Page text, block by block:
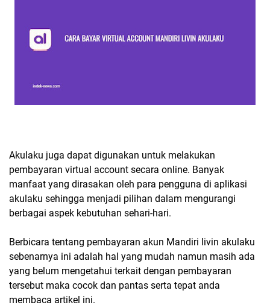
Akulaku juga dapat digunakan untuk melakukan
pembayaran virtual account secara online. Banyak
manfaat yang dirasakan oleh para pengguna di aplikasi
akulaku sehingga menjadi pilihan dalam mengurangi
berbagai aspek kebutuhan sehari-hari.
Berbicara tentang pembayaran akun Mandiri livin akulaku
sebenarnya ini adalah hal yang mudah namun masih ada
yang belum mengetahui terkait dengan pembayaran
tersebut maka cocok dan pantas serta tepat anda
membaca artikel ini.